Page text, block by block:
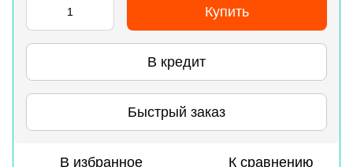
Купить
В кредит
Быстрый заказ
В избранное К сравнению